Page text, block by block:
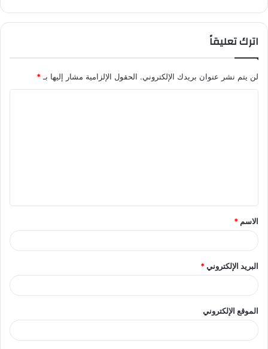
اترك تعليقاً
لن يتم نشر عنوان بريدك الإلكتروني. الحقول الإلزامية مشار إليها بـ *
ق
*
الاسم *
البريد الإلكتروني*
الموقع الإلكتروني